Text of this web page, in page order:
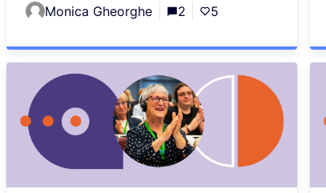
Monica Gheorghe 2 5